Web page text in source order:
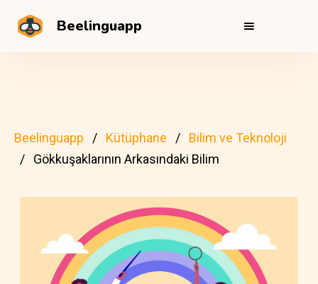
Beelinguapp
Beelinguapp Kütüphane
Bilim ve Teknoloji
Gökkuşaklarının Arkasındaki Bilim